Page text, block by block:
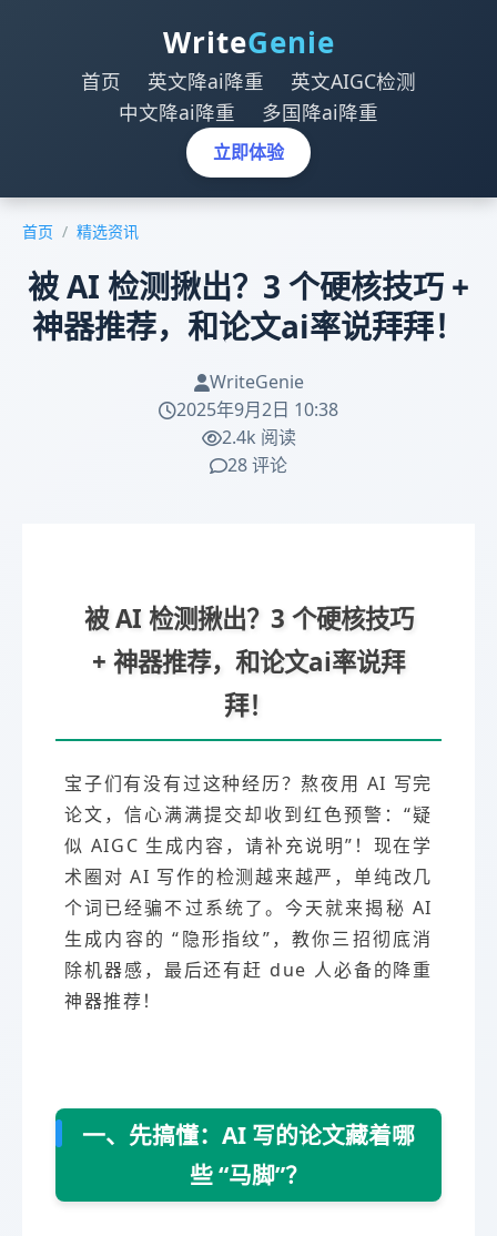
WriteGenie
首页 英文降ai降重
英文AIGC检测
中文降ai降重
多国降ai降重
立即体验
首页 / 精选资讯
被 AI 检测揪出？3 个硬核技巧 +
神器推荐，和论文ai率说拜拜！
WriteGenie
2025年9月2日 10:38
2.4k 阅读
28 评论
被 AI 检测揪出？3 个硬核技巧
+ 神器推荐，和论文ai率说拜
拜！
宝子们有没有过这种经历？熬夜用 AI 写完
论文，信心满满提交却收到红色预警：“疑
似 AIGC 生成内容，请补充说明”！现在学
术圈对 AI 写作的检测越来越严，单纯改几
个词已经骗不过系统了。今天就来揭秘 AI
生成内容的 “隐形指纹”，教你三招彻底消
除机器感，最后还有赶 due 人必备的降重
神器推荐！
一、先搞懂：AI 写的论文藏着哪
些 “马脚”？